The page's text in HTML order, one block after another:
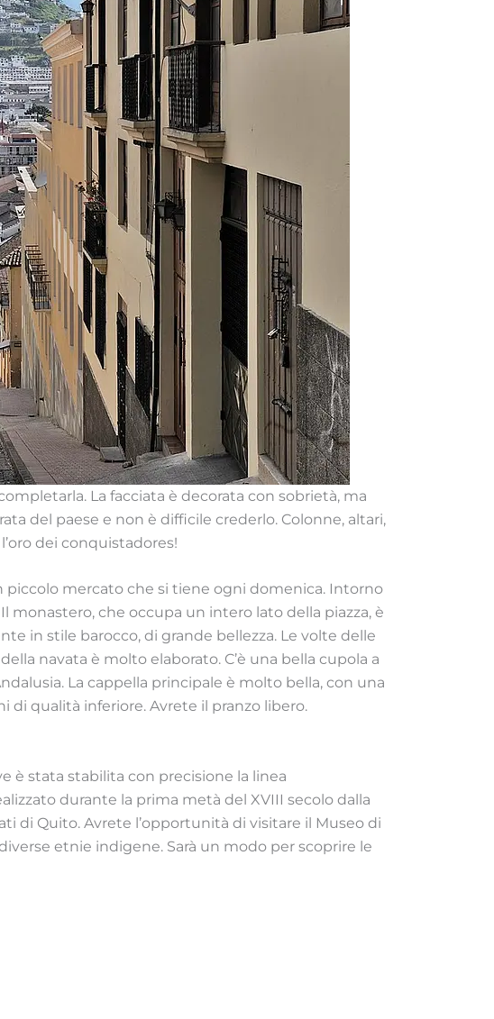
La facciata è decorata con sobrietà, ma
del paese e non è difficile crederlo. Colonne, altari,
dei conquistadores!
piccolo mercato che si tiene ogni domenica. Intorno
monastero, che occupa un intero lato della piazza, è
in stile barocco, di grande bellezza. Le volte delle
navata è molto elaborato. C’è una bella cupola a
La cappella principale è molto bella, con una
di qualità inferiore. Avrete il pranzo libero.
è stata stabilita con precisione la linea
durante la prima metà del XVIII secolo dalla
di Quito. Avrete l’opportunità di visitare il Museo di
etnie indigene. Sarà un modo per scoprire le